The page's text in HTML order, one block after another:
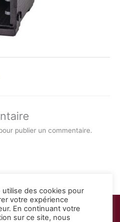
publier un commentaire.
Réception | Mentions légales
utilise des cookies pour
votre expérience
En continuant votre
sur ce site, nous